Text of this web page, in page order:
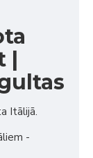
|
Itālijā.
-